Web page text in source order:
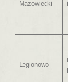
Mazowiecki
Legionowo